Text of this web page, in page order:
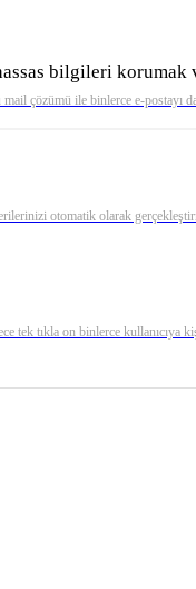
çözümü ile binlerce e-postayı
otomatik olarak
tek tıkla on binlerce kullanıcıya
bilgileri korumak